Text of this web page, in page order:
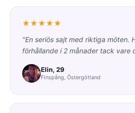
★★★★★
"En seriös sajt med riktiga möten.
förhållande i 2 månader tack vare
Elin, 29
Finspång, Östergötland